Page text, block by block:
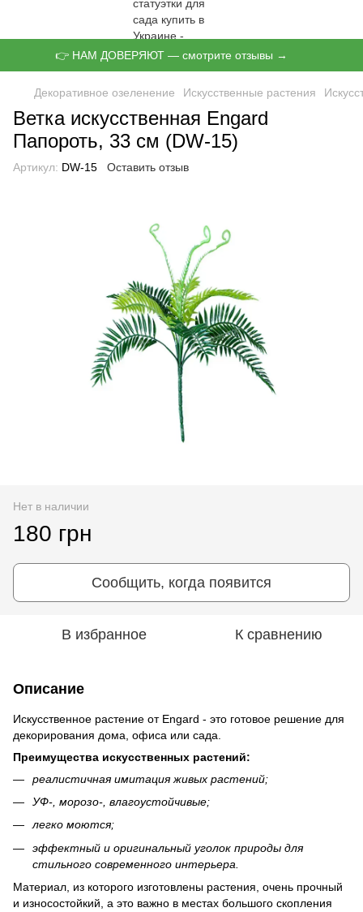
👉 НАМ ДОВЕРЯЮТ — смотрите отзывы →
Декоративное озеленение Искусственные растения
Ветка искусственная Engard
Папороть, 33 см (DW-15)
Артикул: DW-15 Оставить отзыв
Нет в наличии
180 грн
Сообщить, когда появится
В избранное К сравнению
Описание
Искусственное растение от Engard - это готовое решение для
декорирования дома, офиса или сада.
Преимущества искусственных растений:
реалистичная имитация живых растений;
УФ-, морозо-, влагоустойчивые;
легко моются;
эффектный и оригинальный уголок природы для
стильного современного интерьера.
Материал, из которого изготовлены растения, очень прочный
и износостойкий, а это важно в местах большого скопления